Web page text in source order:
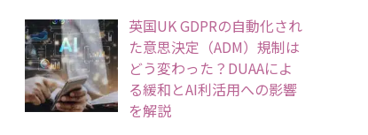
英国UK GDPRの自動化され
た意思決定（ADM）規制は
どう変わった？DUAAによ
る緩和とAI利活用への影響
を解説